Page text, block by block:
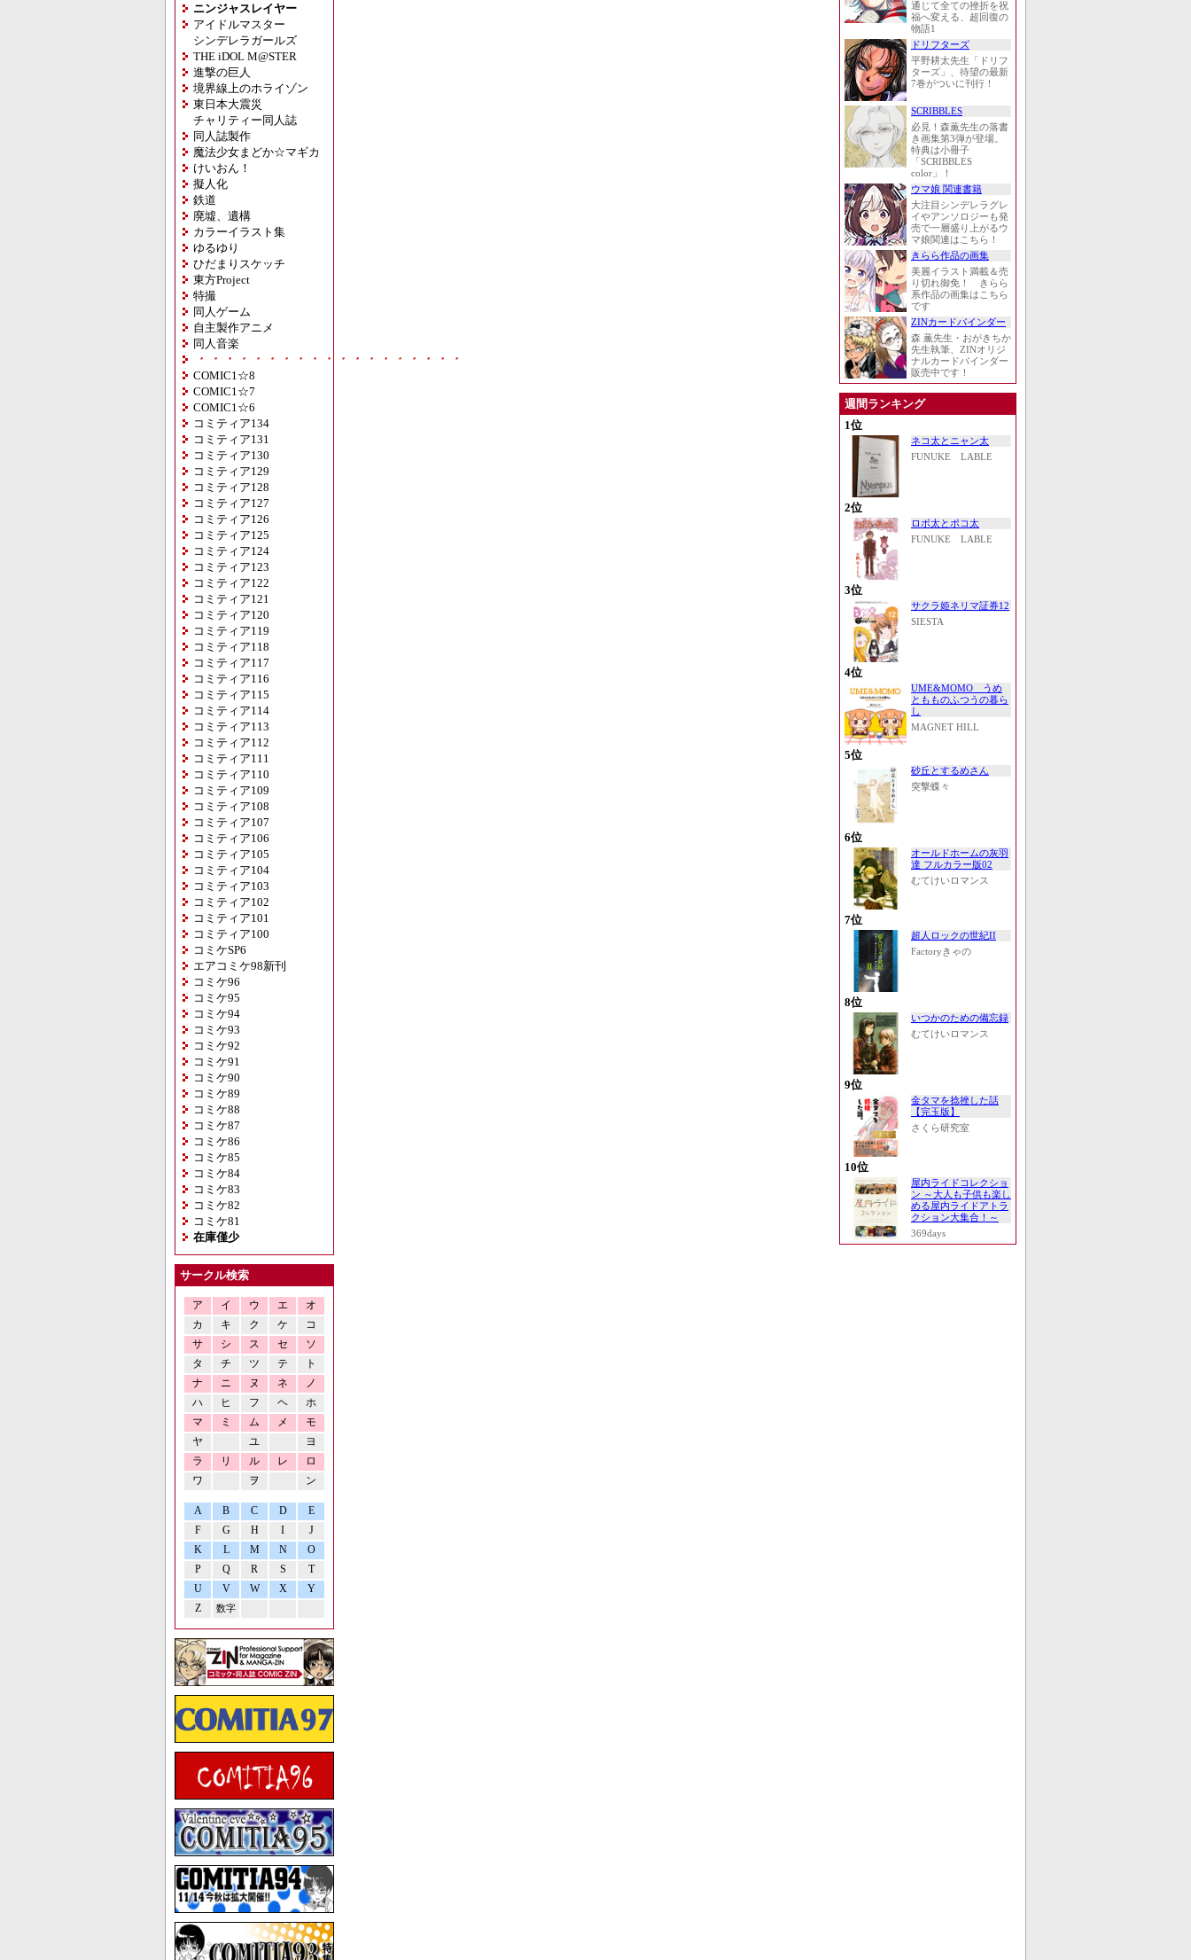
ニンジャスレイヤー
アイドルマスター
シンデレラガールズ
THE iDOL M@STER
進撃の巨人
境界線上のホライゾン
東日本大震災
チャリティー同人誌
同人誌製作
魔法少女まどか☆マギカ
けいおん！
擬人化
鉄道
廃墟、遺構
カラーイラスト集
ゆるゆり
ひだまりスケッチ
東方Project
特撮
同人ゲーム
自主製作アニメ
同人音楽
・・・・・・・・・・・・・・・・・・・
COMIC1☆8
COMIC1☆7
COMIC1☆6
コミティア134
コミティア131
コミティア130
コミティア129
コミティア128
コミティア127
コミティア126
コミティア125
コミティア124
コミティア123
コミティア122
コミティア121
コミティア120
コミティア119
コミティア118
コミティア117
コミティア116
コミティア115
コミティア114
コミティア113
コミティア112
コミティア111
コミティア110
コミティア109
コミティア108
コミティア107
コミティア106
コミティア105
コミティア104
コミティア103
コミティア102
コミティア101
コミティア100
コミケSP6
エアコミケ98新刊
コミケ96
コミケ95
コミケ94
コミケ93
コミケ92
コミケ91
コミケ90
コミケ89
コミケ88
コミケ87
コミケ86
コミケ85
コミケ84
コミケ83
コミケ82
コミケ81
在庫僅少
サークル検索
ア イ ウ エ
オ
カ
キ ク ケ
コ
サ
シ ス セ
ソ
タ
チ ツ テ
ト
ナ
ニ ヌ ネ
ノ
ハ
ヒ フ ヘ
ホ
マ
ミ ム メ
モ
ヤ
ユ
ヨ
ラ
リ ル レ
ロ
ワ
ヲ ン
A B C D
E
F
G H I
J
K
L M N
O
P
Q R S
T
U
V W X
Y
Z
数字
通じて全ての挫折を祝
福へ変える、超回復の
物語1
ドリフターズ
平野耕太先生「ドリフ
ターズ」、待望の最新
7巻がついに刊行！
SCRIBBLES
必見！森薫先生の落書
き画集第3弾が登場。
特典は小冊子
「SCRIBBLES
color」！
ウマ娘 関連書籍
大注目シンデレラグレ
イやアンソロジーも発
売で一層盛り上がるウ
マ娘関連はこちら！
きらら作品の画集
美麗イラスト満載＆売
り切れ御免！ きらら
系作品の画集はこちら
です
ZINカードバインダー
森 薫先生・おがきちか
先生執筆、ZINオリジ
ナルカードバインダー
販売中です！
週間ランキング
1位
ネコ太とニャン太
FUNUKE LABLE
2位
ロボ太とポコ太
FUNUKE LABLE
3位
サクラ姫ネリマ証券12
SIESTA
4位
UME&MOMO うめ
ともものふつうの暮ら
し
MAGNET HILL
5位
砂丘とするめさん
突撃蝶々
6位
オールドホームの灰羽
達 フルカラー版02
むてけいロマンス
7位
超人ロックの世紀II
Factoryきゃの
8位
いつかのための備忘録
むてけいロマンス
9位
金タマを捻挫した話
【完玉版】
さくら研究室
10位
屋内ライドコレクショ
ン ～大人も子供も楽し
める屋内ライドアトラ
クション大集合！～
369days